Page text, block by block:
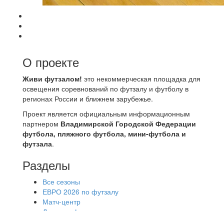
О проекте
Живи футзалом! это некоммерческая площадка для
освещения соревнований по футзалу и футболу в
регионах России и ближнем зарубежье.
Проект является официальным информационным
партнером Владимирской Городской Федерации
футбола, пляжного футбола, мини-футбола и
футзала.
Разделы
Все сезоны
ЕВРО 2026 по футзалу
Матч-центр